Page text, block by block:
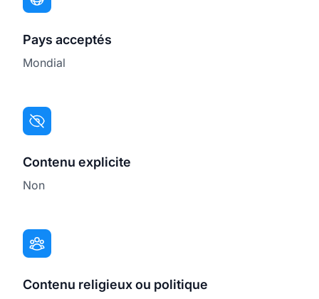
Pays acceptés
Mondial
Contenu explicite
Non
Contenu religieux ou politique